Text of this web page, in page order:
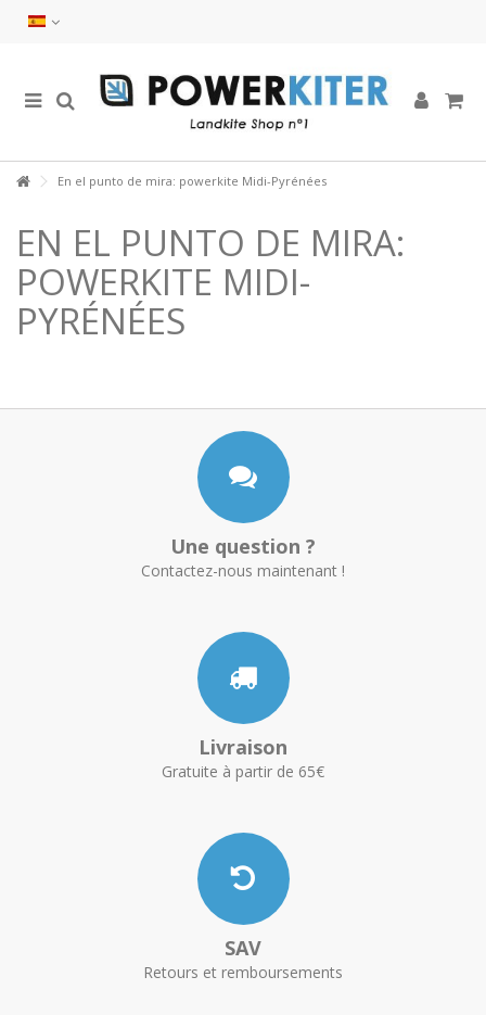
En el punto de mira: powerkite Midi-Pyrénées
EN EL PUNTO DE MIRA:
POWERKITE MIDI-
PYRÉNÉES
Une question ?
Contactez-nous maintenant !
Livraison
Gratuite à partir de 65€
SAV
Retours et remboursements